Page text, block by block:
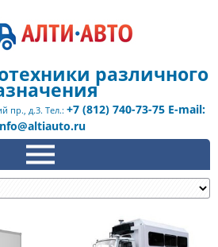
различного
пр., д.3. Тел.: +7 (812) 740-73-75 E-mail: